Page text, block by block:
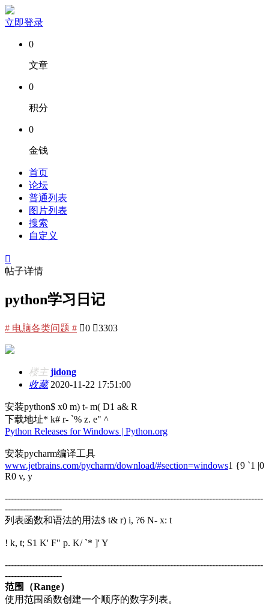
立即登录
0
文章
0
积分
0
金钱
首页
论坛
普通列表
图片列表
搜索
自定义

帖子详情
python学习日记
# 电脑各类问题 # 0 3303
楼主 jidong
收藏2020-11-22 17:51:00
安装python$ x0 m) t- m( D1 a& R
下载地址* k# r- `% z. e" ^
Python Releases for Windows | Python.org
安装pycharm编译工具
www.jetbrains.com/pycharm/download/#section=windows1 {9 `1 |0
R0 v, y
--------------------------------------------------------------------------------------
-------------------
列表函数和语法的用法$ t& r) i, ?6 N- x: t
! k, t; S1 K' F" p. K/ `* ]' Y
--------------------------------------------------------------------------------------
-------------------
范围（Range）
使用范围函数创建一个顺序的数字列表。